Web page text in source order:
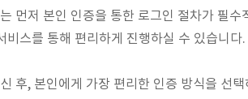
먼저 본인 인증을 통한 로그인 절차가 필수
비스를 통해 편리하게 진행하실 수 있습니다.
후, 본인에게 가장 편리한 인증 방식을 선